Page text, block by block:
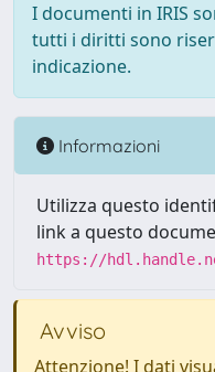
I documenti in IRIS
tutti i diritti sono
indicazione.
Informazioni
Utilizza questo
link a questo
https://
Avviso
Attenzione! I dati